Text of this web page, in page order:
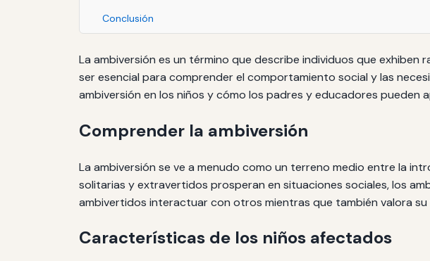
Conclusión
La ambiversión es un término que describe individuos que
ser esencial para comprender el comportamiento social y las
ambiversión en los niños y cómo los padres y educadores pueden
Comprender la ambiversión
La ambiversión se ve a menudo como un terreno medio entre la
solitarias y extravertidos prosperan en situaciones sociales, los
ambivertidos interactuar con otros mientras que también valora su
Características de los niños afectados